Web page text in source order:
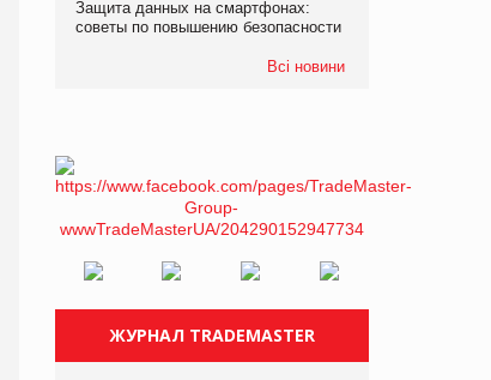
Защита данных на смартфонах:
советы по повышению безопасности
Всі новини
ЖУРНАЛ TRADEMASTER